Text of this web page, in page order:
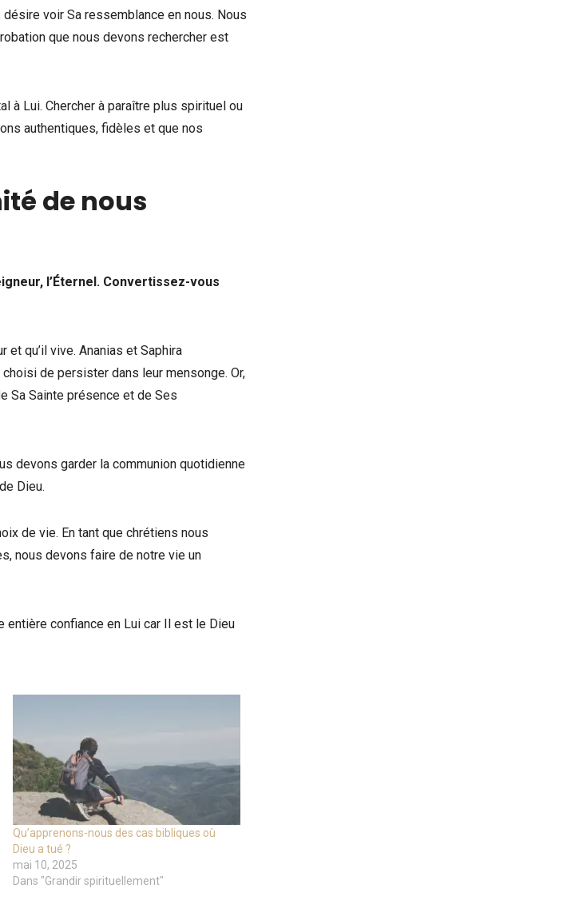
voir Sa ressemblance en nous. Nous
que nous devons rechercher est
à Lui. Chercher à paraître plus spirituel ou
authentiques, fidèles et que nos
de nous
l’Éternel. Convertissez-vous
qu’il vive. Ananias et Saphira
de persister dans leur mensonge. Or,
Sa Sainte présence et de Ses
devons garder la communion quotidienne
Dieu.
de vie. En tant que chrétiens nous
nous devons faire de notre vie un
confiance en Lui car Il est le Dieu
Qu’apprenons-nous des cas bibliques où
Dieu a tué ?
mai 10, 2025
Dans "Grandir spirituellement"